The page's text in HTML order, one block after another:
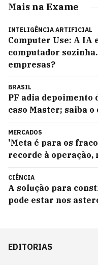
Mais na Exame
INTELIGÊNCIA ARTIFICIAL
Computer Use: A IA
computador
empresas?
BRASIL
PF adia depoimento
caso Master; saiba o
MERCADOS
'Meta é para os
recorde à operação,
CIÊNCIA
A solução para
pode estar nos
EDITORIAS